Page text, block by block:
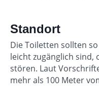
Standort
Die Toiletten sollten
leicht zugänglich sind,
stören. Laut
mehr als 100 Meter